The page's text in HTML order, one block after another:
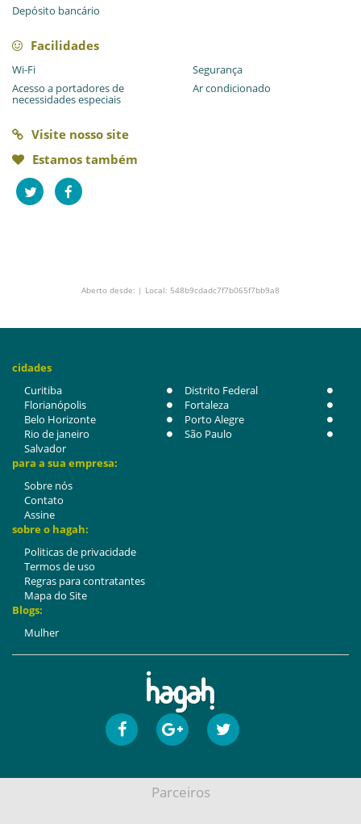
Depósito bancário
Facilidades
Wi-Fi
Segurança
Acesso a portadores de
necessidades especiais
Ar condicionado
Visite nosso site
Estamos também
Aberto desde: | Local: 548b9cdadc7f7b065f7bb9a8
cidades
Curitiba
Distrito Federal
Florianópolis
Fortaleza
Belo Horizonte
Porto Alegre
Rio de janeiro
São Paulo
Salvador
para a sua empresa:
Sobre nós
Contato
Assine
sobre o hagah:
Politicas de privacidade
Termos de uso
Regras para contratantes
Mapa do Site
Blogs:
Mulher
Parceiros